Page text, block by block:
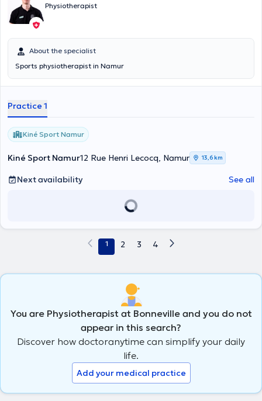
Physiotherapist
About the specialist
Sports physiotherapist in Namur
Practice 1
Kiné Sport Namur
Kiné Sport Namur12 Rue Henri Lecocq, Namur 13,6 km
Next availability See all
1 2 3 4
You are Physiotherapist at Bonneville and you do not
appear in this search?
Discover how doctoranytime can simplify your daily
life.
Add your medical practice